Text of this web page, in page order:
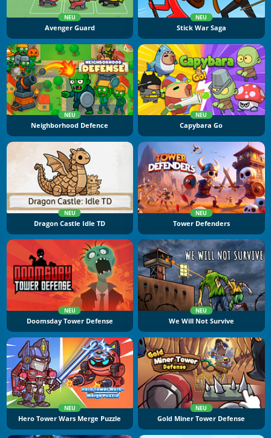
NEU
Avenger Guard
NEU
Stick War Saga
NEU
Neighborhood Defence
NEU
Capybara Go
NEU
Dragon Castle Idle TD
NEU
Tower Defenders
NEU
Doomsday Tower Defense
NEU
We Will Not Survive
NEU
Hero Tower Wars Merge Puzzle
NEU
Gold Miner Tower Defense